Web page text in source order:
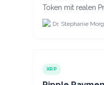
Token mit realen
scheidet aufgrund
dem.
Dr. Stephanie
XRP